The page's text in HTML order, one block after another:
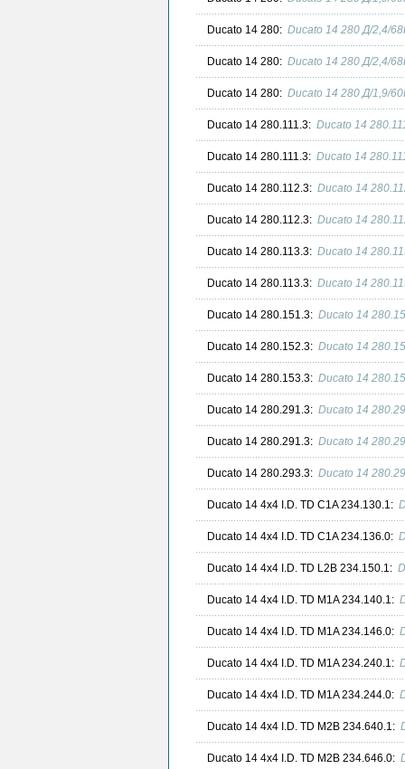
Ducato 14 280: Ducato 14 280 Д/2,4/
Ducato 14 280: Ducato 14 280 Д/2,4/
Ducato 14 280: Ducato 14 280 Д/1,9/
Ducato 14 280.111.3: Ducato 14
Ducato 14 280.111.3: Ducato 14
Ducato 14 280.112.3: Ducato 14
Ducato 14 280.112.3: Ducato 14
Ducato 14 280.113.3: Ducato 14
Ducato 14 280.113.3: Ducato 14
Ducato 14 280.151.3: Ducato 14
Ducato 14 280.152.3: Ducato 14
Ducato 14 280.153.3: Ducato 14
Ducato 14 280.291.3: Ducato 14
Ducato 14 280.291.3: Ducato 14
Ducato 14 280.293.3: Ducato 14
Ducato 14 4x4 I.D. TD C1A 234.130.1:
Ducato 14 4x4 I.D. TD C1A 234.136.0:
Ducato 14 4x4 I.D. TD L2B 234.150.1:
Ducato 14 4x4 I.D. TD M1A 234.140.1:
Ducato 14 4x4 I.D. TD M1A 234.146.0:
Ducato 14 4x4 I.D. TD M1A 234.240.1:
Ducato 14 4x4 I.D. TD M1A 234.244.0:
Ducato 14 4x4 I.D. TD M2B 234.640.1:
Ducato 14 4x4 I.D. TD M2B 234.646.0: